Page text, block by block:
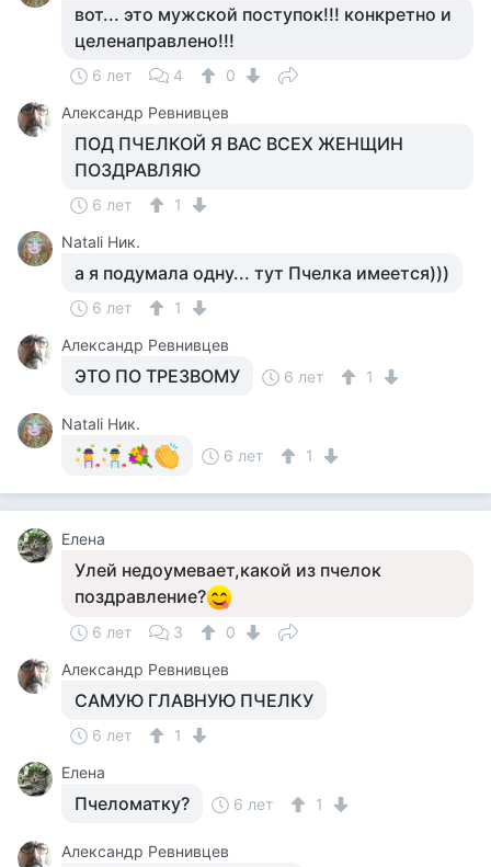
вот... это мужской поступок!!! конкретно и
целенаправлено!!!
6 лет 4
0
Александр Ревнивцев
ПОД ПЧЕЛКОЙ Я ВАС ВСЕХ ЖЕНЩИН
ПОЗДРАВЛЯЮ
6 лет
1
Natali Ник.
а я подумала одну... тут Пчелка имеется)))
6 лет
1
Александр Ревнивцев
ЭТО ПО ТРЕЗВОМУ 6 лет 1
Natali Ник.
6 лет
1
Елена
Улей недоумевает,какой из пчелок
поздравление?
6 лет 3
0
Александр Ревнивцев
САМУЮ ГЛАВНУЮ ПЧЕЛКУ
6 лет
1
Елена
Пчеломатку? 6 лет 1
Александр Ревнивцев